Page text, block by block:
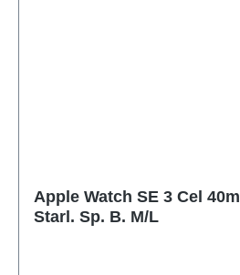
Apple Watch SE 3 Cel
Starl. Sp. B. M/L